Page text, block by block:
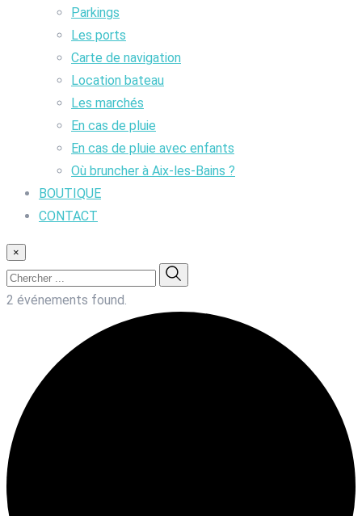
Parkings
Les ports
Carte de navigation
Location bateau
Les marchés
En cas de pluie
En cas de pluie avec enfants
Où bruncher à Aix-les-Bains ?
BOUTIQUE
CONTACT
×
2 événements found.